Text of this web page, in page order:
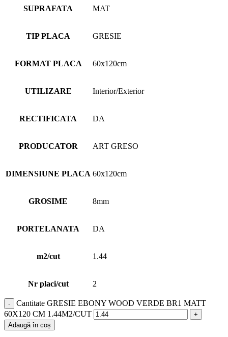
SUPRAFATA MAT
TIP PLACA GRESIE
FORMAT PLACA 60x120cm
UTILIZARE Interior/Exterior
RECTIFICATA DA
PRODUCATOR ART GRESO
DIMENSIUNE PLACA 60x120cm
GROSIME 8mm
PORTELANATA DA
m2/cut 1.44
Nr placi/cut 2
Cantitate GRESIE EBONY WOOD VERDE BR1 MATT
60X120 CM 1.44M2/CUT
Adaugă în coș